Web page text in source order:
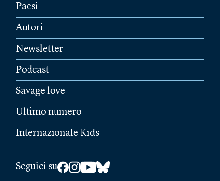
Paesi
Autori
Newsletter
Podcast
Savage love
Ultimo numero
Internazionale Kids
Seguici su